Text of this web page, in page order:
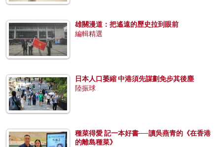
雄關漫道：把遙遠的歷史拉到眼前
編輯精選
日本人口萎縮 中港須先謀劃免步其後塵
陸振球
種菜得愛 記一本好書──讀吳燕青的《在香港
的離島種菜》